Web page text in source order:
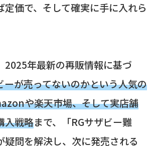
定価で、そして確実に手に入れら
2025年最新の再販情報に基づ
ーが売ってないのかという人気の
や楽天市場、そして実店舗
入戦略まで、「RGサザビー難
疑問を解決し、次に発売される